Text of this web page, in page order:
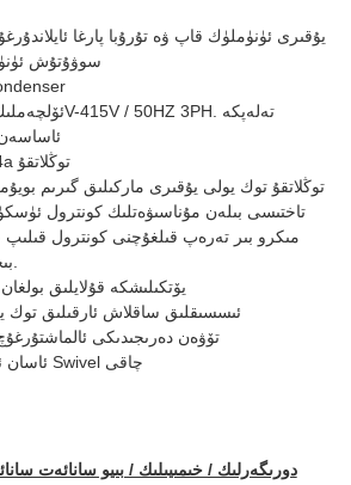
سوۋۇتۇش
· R22 ، R407C ، R404a توڭلاتقۇ
توڭلاتقۇ توك يولى يۇقىرى ماركىلىق گىرىم
تاختىسى بىلەن مۇناسىۋەتلىك كونترول
مىكرو بىر تەرەپ قىلغۇچنى كونترول قىلىپ ،
بىخەتەرلىك سىگنالىغا ئىگە.
يۆتكىلىشكە قۇلايلىق
ئىسسىقلىق ساقلاش ئارقىلىق توك
تۆۋەن دەرىجىدىكى
ئاسان ئورۇن بەلگىلەش ئۈچۈن Swivel چاقى
دورىگەرلىك / خىمىيىلىك / بىيو سانائەت